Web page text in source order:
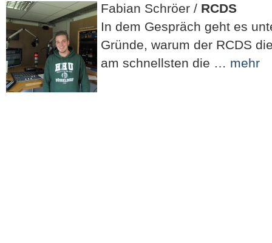
Fabian Schröer / RCDS
In dem Gespräch geht es
Gründe, warum der RCDS
am schnellsten die … mehr